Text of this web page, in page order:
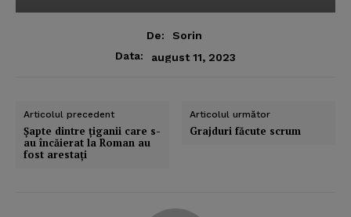
De:
Sorin
Data:
august 11, 2023
Articolul precedent
Şapte dintre ţiganii care s-
au încăierat la Roman au
fost arestaţi
Articolul următor
Grajduri făcute scrum